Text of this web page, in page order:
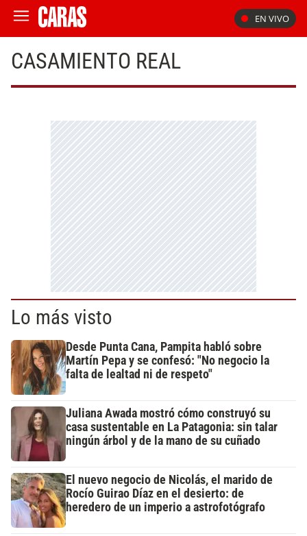
EN VIVO
CASAMIENTO REAL
Lo más visto
Desde Punta Cana, Pampita habló sobre
Martín Pepa y se confesó: "No negocio la
falta de lealtad ni de respeto"
Juliana Awada mostró cómo construyó su
casa sustentable en La Patagonia: sin talar
ningún árbol y de la mano de su cuñado
El nuevo negocio de Nicolás, el marido de
Rocío Guirao Díaz en el desierto: de
heredero de un imperio a astrofotógrafo